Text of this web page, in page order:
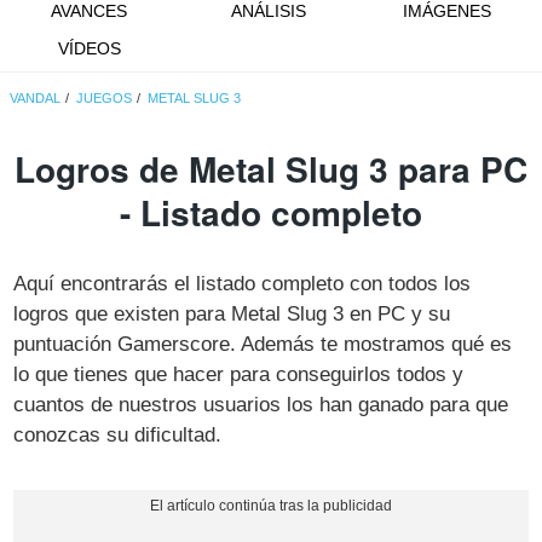
AVANCES
ANÁLISIS
IMÁGENES
VÍDEOS
VANDAL JUEGOS METAL SLUG 3
Logros de Metal Slug 3 para PC
- Listado completo
Aquí encontrarás el listado completo con todos los
logros que existen para Metal Slug 3 en PC y su
puntuación Gamerscore. Además te mostramos qué es
lo que tienes que hacer para conseguirlos todos y
cuantos de nuestros usuarios los han ganado para que
conozcas su dificultad.